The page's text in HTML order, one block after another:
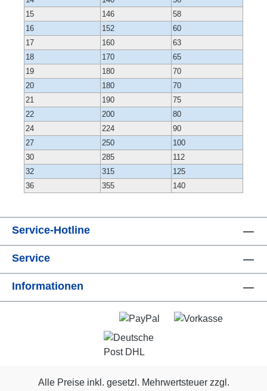
15
146
58
16
152
60
17
160
63
18
170
65
19
180
70
20
180
70
21
190
75
22
200
80
24
224
90
27
250
100
30
285
112
32
315
125
36
355 140
Service-Hotline
Service
Informationen
Alle Preise inkl. gesetzl. Mehrwertsteuer zzgl.